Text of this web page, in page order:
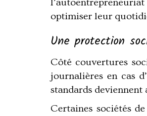
optimiser leur
Une protection
Côté couvertures
journalières en cas
standards deviennent
Certaines sociétés de